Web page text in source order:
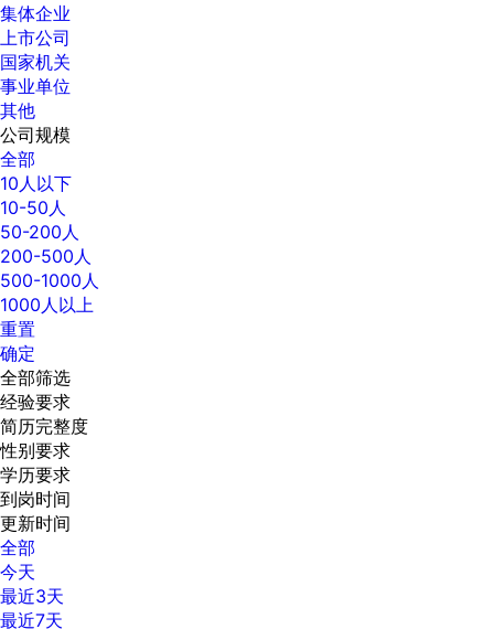
集体企业
上市公司
国家机关
事业单位
其他
公司规模
全部
10人以下
10-50人
50-200人
200-500人
500-1000人
1000人以上
重置
确定
全部筛选
经验要求
简历完整度
性别要求
学历要求
到岗时间
更新时间
全部
今天
最近3天
最近7天